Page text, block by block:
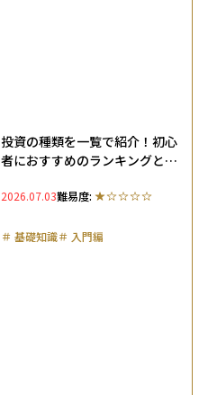
投資の種類を一覧で紹介！初心
者におすすめのランキングと投
2026.07.03難易度:
＃ 基礎知識＃ 入門編